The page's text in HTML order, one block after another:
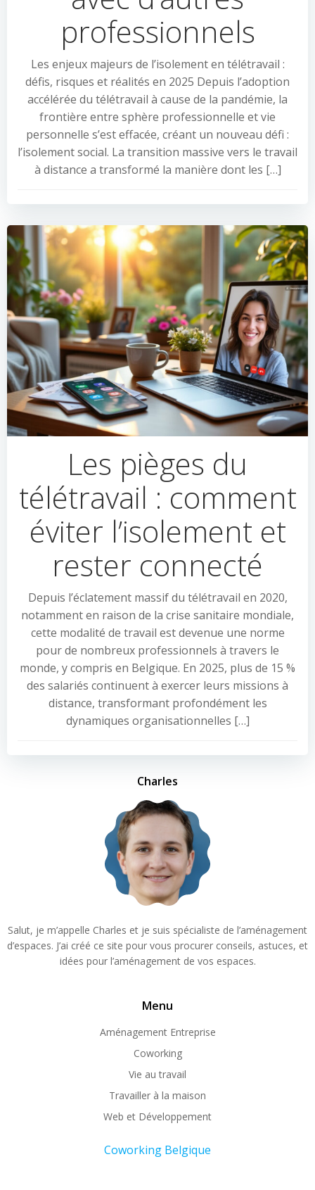
professionnels
Les enjeux majeurs de l’isolement en télétravail :
défis, risques et réalités en 2025 Depuis l’adoption
accélérée du télétravail à cause de la pandémie, la
frontière entre sphère professionnelle et vie
personnelle s’est effacée, créant un nouveau défi :
l’isolement social. La transition massive vers le travail
à distance a transformé la manière dont les […]
Les pièges du
télétravail : comment
éviter l’isolement et
rester connecté
Depuis l’éclatement massif du télétravail en 2020,
notamment en raison de la crise sanitaire mondiale,
cette modalité de travail est devenue une norme
pour de nombreux professionnels à travers le
monde, y compris en Belgique. En 2025, plus de 15 %
des salariés continuent à exercer leurs missions à
distance, transformant profondément les
dynamiques organisationnelles […]
Charles
Salut, je m’appelle Charles et je suis spécialiste de l’aménagement
d’espaces. J’ai créé ce site pour vous procurer conseils, astuces, et
idées pour l’aménagement de vos espaces.
Menu
Aménagement Entreprise
Coworking
Vie au travail
Travailler à la maison
Web et Développement
Coworking Belgique